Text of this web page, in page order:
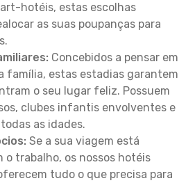
hotéis, estas escolhas
as suas poupanças para
Concebidos a pensar em
família, estas estadias garantem
o seu lugar feliz. Possuem
clubes infantis envolventes e
as idades.
Se a sua viagem está
o trabalho, os nossos hotéis
tudo o que precisa para